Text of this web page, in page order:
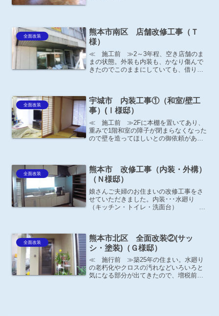
全面改装
熊本市南区 店舗改修工事（Ｔ
様）
≪ 施工前 ≫2～3年程、空き店舗のま
まの状態。外装も内装も、かなり傷んで
きたのでこのままにしていても、借りる
全面改装
宇城市 内装工事①（和室/壁工
事）(Ⅰ様邸）
≪ 施工前 ≫2Fに本棚を置いてあり、
重みで1階和室の障子が閉まらなくなった
ので壁を造ってほしいとの御依頼があり
全面改装
熊本市 改修工事（内装・外構）
（Ｎ様邸）
娘さんご夫婦のお住まいの改修工事をさ
せていただきました。内装･･･水廻り
（キッチン・トイレ・洗面台） オ
全面改装
熊本市北区 全面改装②(サッ
シ・塗装)（Ｇ様邸）
≪ 施行前 ≫築25年の住まい。水廻り
の老朽化やクロスの汚れなどいろいろと
気になる部分が出てきたので、増税前に